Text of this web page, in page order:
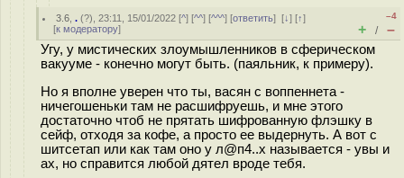
3.6 ,. (?), 23:11, 15/01/2022 [^] [^^] [^^^] [ответить][↓] [↑]
[к модератору]
–4
+ / –
Угу, у мистических злоумышленников в сферическом
вакууме - конечно могут быть. (паяльник, к примеру).
Но я вполне уверен что ты, васян с воппеннета -
ничегошеньки там не расшифруешь, и мне этого
достаточно чтоб не прятать шифрованную флэшку в
сейф, отходя за кофе, а просто ее выдернуть. А вот с
шитсетап или как там оно у л@п4..х называется - увы и
ах, но справится любой дятел вроде тебя.